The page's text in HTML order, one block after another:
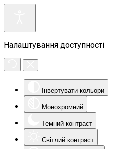
Налаштування доступності
Інвертувати кольори
Монохромний
Темний контраст
Світлий контраст